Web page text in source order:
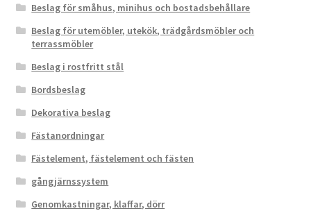
Beslag för småhus, minihus och bostadsbehållare
Beslag för utemöbler, utekök, trädgårdsmöbler och
terrassmöbler
Beslag i rostfritt stål
Bordsbeslag
Dekorativa beslag
Fästanordningar
Fästelement, fästelement och fästen
gångjärnssystem
Genomkastningar, klaffar, dörr